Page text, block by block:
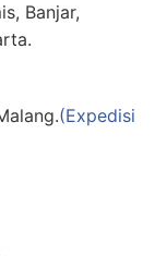
Banjar,
(Expedisi